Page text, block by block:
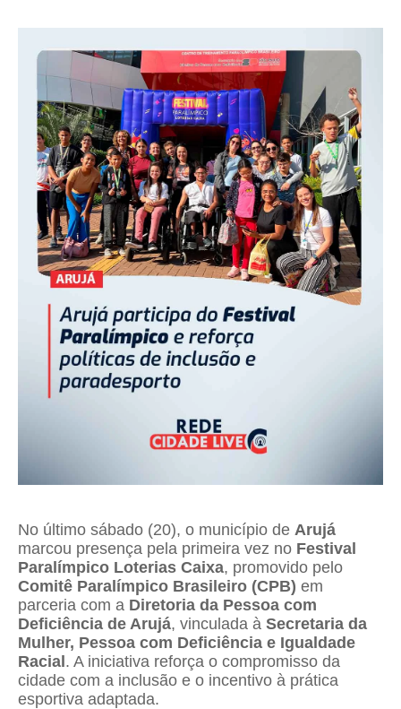
No último sábado (20), o município de Arujá
marcou presença pela primeira vez no Festival
Paralímpico Loterias Caixa, promovido pelo
Comitê Paralímpico Brasileiro (CPB) em
parceria com a Diretoria da Pessoa com
Deficiência de Arujá, vinculada à Secretaria da
Mulher, Pessoa com Deficiência e Igualdade
Racial. A iniciativa reforça o compromisso da
cidade com a inclusão e o incentivo à prática
esportiva adaptada.